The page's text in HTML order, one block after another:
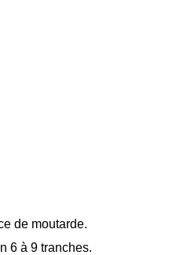
de moutarde.
6 à 9 tranches.